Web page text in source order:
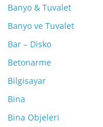
Banyo & Tuvalet
Banyo ve Tuvalet
Bar – Disko
Betonarme
Bilgisayar
Bina
Bina Objeleri